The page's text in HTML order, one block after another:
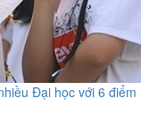
Đại học với 6 điểm